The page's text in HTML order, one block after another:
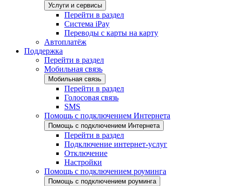
Услуги и сервисы
Перейти в раздел
Система iPay
Переводы с карты на карту
Автоплатёж
Поддержка
Перейти в раздел
Мобильная связь
Мобильная связь
Перейти в раздел
Голосовая связь
SMS
Помощь с подключением Интернета
Помощь с подключением Интернета
Перейти в раздел
Подключение интернет-услуг
Отключение
Настройки
Помощь с подключением роуминга
Помощь с подключением роуминга